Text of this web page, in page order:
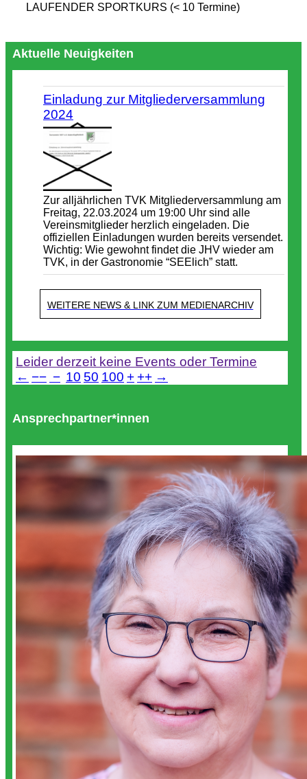
LAUFENDER SPORTKURS (< 10 Termine)
Aktuelle Neuigkeiten
Einladung zur Mitgliederversammlung
2024
Zur alljährlichen TVK Mitgliederversammlung am
Freitag, 22.03.2024 um 19:00 Uhr sind alle
Vereinsmitglieder herzlich eingeladen. Die
offiziellen Einladungen wurden bereits versendet.
Wichtig: Wie gewohnt findet die JHV wieder am
TVK, in der Gastronomie “SEElich” statt.
WEITERE NEWS & LINK ZUM MEDIENARCHIV
Leider derzeit keine Events oder Termine
← −− − 10 50 100 + ++ →
Ansprechpartner*innen